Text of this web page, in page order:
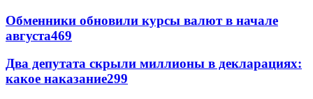
Обменники обновили курсы валют в начале
августа469
Два депутата скрыли миллионы в декларациях:
какое наказание299